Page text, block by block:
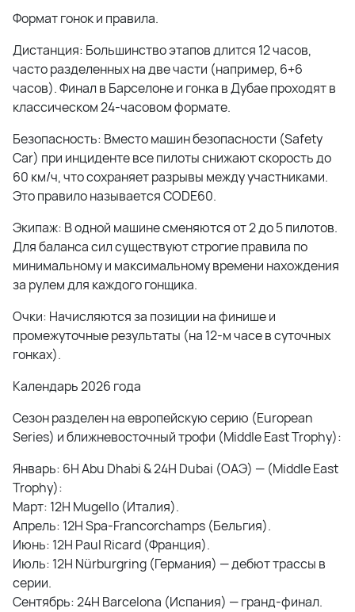
Формат гонок и правила.
Дистанция: Большинство этапов длится 12 часов,
часто разделенных на две части (например, 6+6
часов). Финал в Барселоне и гонка в Дубае проходят в
классическом 24-часовом формате.
Безопасность: Вместо машин безопасности (Safety
Car) при инциденте все пилоты снижают скорость до
60 км/ч, что сохраняет разрывы между участниками.
Это правило называется CODE60.
Экипаж: В одной машине сменяются от 2 до 5 пилотов.
Для баланса сил существуют строгие правила по
минимальному и максимальному времени нахождения
за рулем для каждого гонщика.
Очки: Начисляются за позиции на финише и
промежуточные результаты (на 12-м часе в суточных
гонках).
Календарь 2026 года
Сезон разделен на европейскую серию (European
Series) и ближневосточный трофи (Middle East Trophy):
Январь: 6H Abu Dhabi & 24H Dubai (ОАЭ) — (Middle East
Trophy):
Март: 12H Mugello (Италия).
Апрель: 12H Spa-Francorchamps (Бельгия).
Июнь: 12H Paul Ricard (Франция).
Июль: 12H Nürburgring (Германия) — дебют трассы в
серии.
Сентябрь: 24H Barcelona (Испания) — гранд-финал.